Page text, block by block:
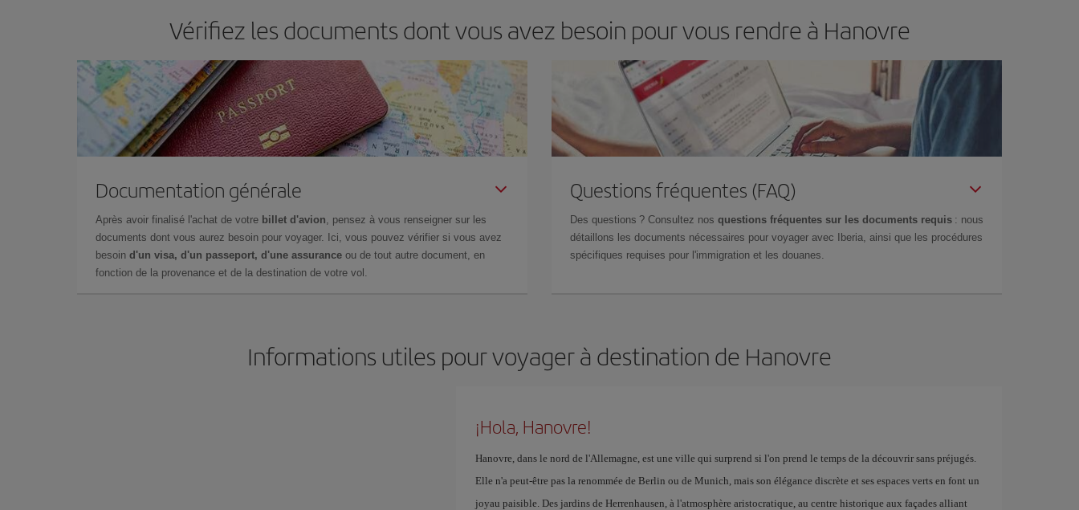
Vérifiez les documents dont vous avez besoin pour vous rendre à Hanovre
Documentation générale
Après avoir finalisé l'achat de votre billet d'avion , pensez à vous renseigner sur les
documents dont vous aurez besoin pour voyager. Ici, vous pouvez vérifier si vous avez
besoin d'un visa, d'un passeport, d'une assurance ou de tout autre document, en
fonction de la provenance et de la destination de votre vol.
Questions fréquentes (FAQ)
Des questions ? Consultez nos questions fréquentes sur les documents requis : nous
détaillons les documents nécessaires pour voyager avec Iberia, ainsi que les procédures
spécifiques requises pour l'immigration et les douanes.
Informations utiles pour voyager à destination de Hanovre
¡Hola, Hanovre!
Hanovre, dans le nord de l'Allemagne, est une ville qui surprend si l'on prend le temps de la découvrir sans préjugés.
Elle n'a peut-être pas la renommée de Berlin ou de Munich, mais son élégance discrète et ses espaces verts en font un
joyau paisible. Des jardins de Herrenhausen, à l'atmosphère aristocratique, au centre historique aux façades alliant